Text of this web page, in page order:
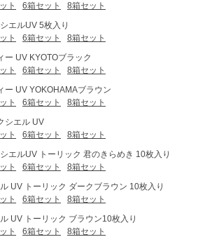
ト 6箱セット
8箱セット
エルUV 5枚入り
ト 6箱セット
8箱セット
ー UV KYOTOブラック
ト 6箱セット
8箱セット
ー UV YOKOHAMAブラウン
ト 6箱セット
8箱セット
シエル UV
ト 6箱セット
8箱セット
エルUV トーリック 君のきらめき 10枚入り
ト 6箱セット
8箱セット
UV トーリック ダークブラウン 10枚入り
ト 6箱セット
8箱セット
UV トーリック ブラウン10枚入り
ト 6箱セット
8箱セット